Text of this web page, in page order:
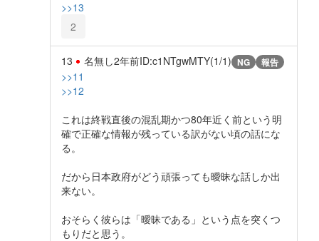
>>13
2
13 名無し2年前ID:c1NTgwMTY(1/1) NG 報告
>>11
>>12
これは終戦直後の混乱期かつ80年近く前という明
確で正確な情報が残っている訳がない頃の話にな
る。
だから日本政府がどう頑張っても曖昧な話しか出
来ない。
おそらく彼らは「曖昧である」という点を突くつ
もりだと思う。